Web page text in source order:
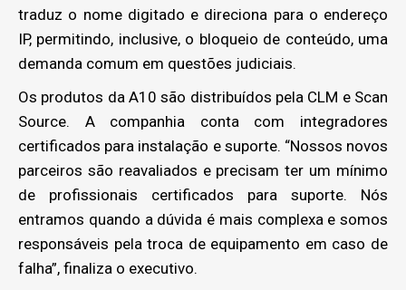
traduz o nome digitado e direciona para o endereço
IP, permitindo, inclusive, o bloqueio de conteúdo, uma
demanda comum em questões judiciais.
Os produtos da A10 são distribuídos pela CLM e Scan
Source. A companhia conta com integradores
certificados para instalação e suporte. “Nossos novos
parceiros são reavaliados e precisam ter um mínimo
de profissionais certificados para suporte. Nós
entramos quando a dúvida é mais complexa e somos
responsáveis pela troca de equipamento em caso de
falha”, finaliza o executivo.